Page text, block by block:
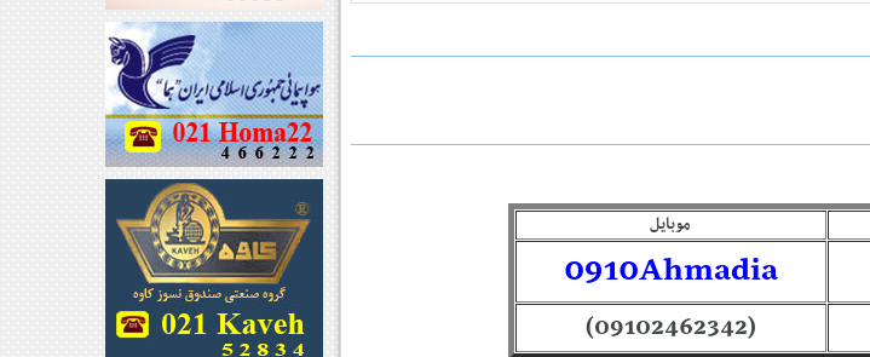
موبایل
0910Ahmadia
(09102462342)